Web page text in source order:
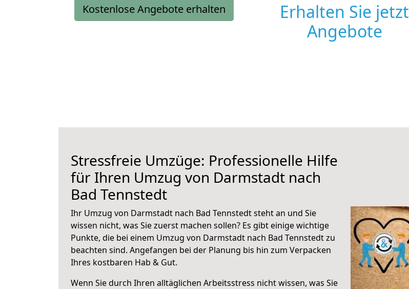
Kostenlose Angebote erhalten
Erhalten Sie jetzt
Angebote
Stressfreie Umzüge: Professionelle Hilfe
für Ihren Umzug von Darmstadt nach
Bad Tennstedt
Ihr Umzug von Darmstadt nach Bad Tennstedt steht an und Sie
wissen nicht, was Sie zuerst machen sollen? Es gibt einige wichtige
Punkte, die bei einem Umzug von Darmstadt nach Bad Tennstedt zu
beachten sind. Angefangen bei der Planung bis hin zum Verpacken
Ihres kostbaren Hab & Gut.
Wenn Sie durch Ihren alltäglichen Arbeitsstress nicht wissen, was Sie